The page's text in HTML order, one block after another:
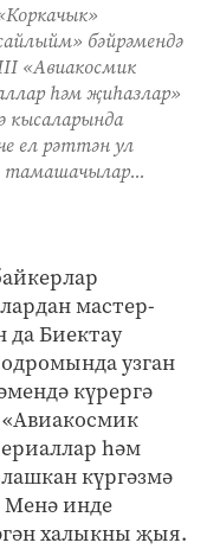
бәйрәмендә
«Авиакосмик
һәм җиһазлар»
кысаларында
ел рәттән ул
тамашачылар...
мастер-
да Биектау
узган
күрергә
һәм
күргәзмә
инде
халыкны җыя.